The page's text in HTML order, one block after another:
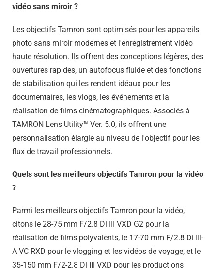
vidéo sans miroir ?
Les objectifs Tamron sont optimisés pour les appareils
photo sans miroir modernes et l'enregistrement vidéo
haute résolution. Ils offrent des conceptions légères, des
ouvertures rapides, un autofocus fluide et des fonctions
de stabilisation qui les rendent idéaux pour les
documentaires, les vlogs, les événements et la
réalisation de films cinématographiques. Associés à
TAMRON Lens Utility™ Ver. 5.0, ils offrent une
personnalisation élargie au niveau de l'objectif pour les
flux de travail professionnels.
Quels sont les meilleurs objectifs Tamron pour la vidéo
?
Parmi les meilleurs objectifs Tamron pour la vidéo,
citons le 28-75 mm F/2.8 Di III VXD G2 pour la
réalisation de films polyvalents, le 17-70 mm F/2.8 Di III-
A VC RXD pour le vlogging et les vidéos de voyage, et le
35-150 mm F/2-2.8 Di III VXD pour les productions